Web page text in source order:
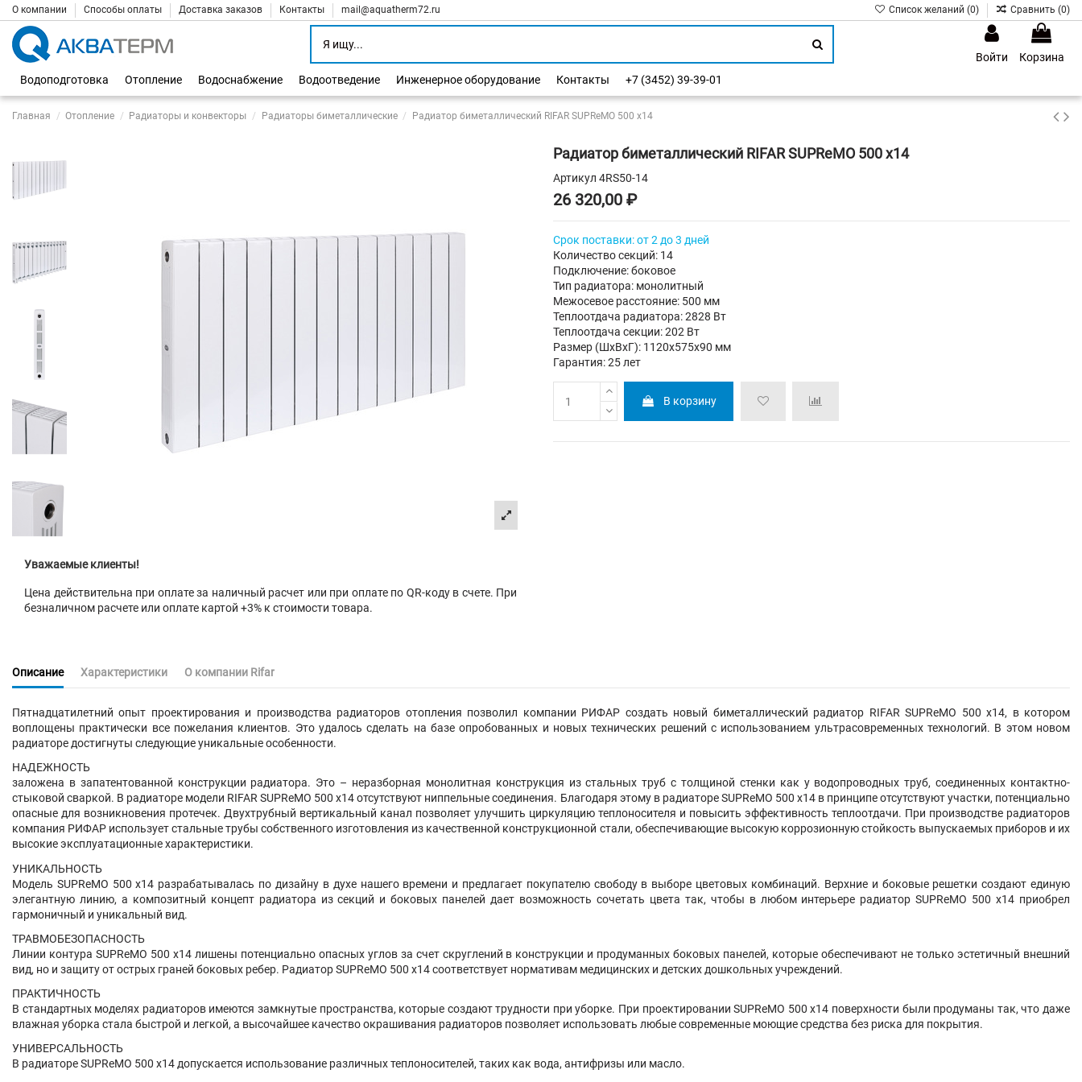
О компании Способы оплаты Доставка заказов Контакты mail@aquatherm72.ru Список желаний (0) Сравнить (0)
Войти
Корзина
Водоподготовка
Отопление Водоснабжение Водоотведение Инженерное оборудование Контакты +7 (3452) 39-39-01
Главная Отопление Радиаторы и конвекторы Радиаторы биметаллические Радиатор биметаллический RIFAR SUPReMO 500 х14
Уважаемые клиенты!
Цена действительна при оплате за наличный расчет или при оплате по QR-коду в счете. При
безналичном расчете или оплате картой +3% к стоимости товара.
Радиатор биметаллический RIFAR SUPReMO 500 х14
Артикул 4RS50-14
26 320,00 ₽
Срок поставки: от 2 до 3 дней
Количество секций: 14
Подключение: боковое
Тип радиатора: монолитный
Межосевое расстояние: 500 мм
Теплоотдача радиатора: 2828 Вт
Теплоотдача секции: 202 Вт
Размер (ШхВхГ): 1120х575х90 мм
Гарантия: 25 лет
В корзину
Описание Характеристики О компании Rifar
Пятнадцатилетний опыт проектирования и производства радиаторов отопления позволил компании РИФАР создать новый биметаллический радиатор RIFAR SUPReMO 500 х14, в котором
воплощены практически все пожелания клиентов. Это удалось сделать на базе опробованных и новых технических решений с использованием ультрасовременных технологий. В этом новом
радиаторе достигнуты следующие уникальные особенности.
НАДЕЖНОСТЬ
заложена в запатентованной конструкции радиатора. Это – неразборная монолитная конструкция из стальных труб с толщиной стенки как у водопроводных труб, соединенных контактно-
стыковой сваркой. В радиаторе модели RIFAR SUPReMO 500 х14 отсутствуют ниппельные соединения. Благодаря этому в радиаторе SUPReMO 500 х14 в принципе отсутствуют участки, потенциально
опасные для возникновения протечек. Двухтрубный вертикальный канал позволяет улучшить циркуляцию теплоносителя и повысить эффективность теплоотдачи. При производстве радиаторов
компания РИФАР использует стальные трубы собственного изготовления из качественной конструкционной стали, обеспечивающие высокую коррозионную стойкость выпускаемых приборов и их
высокие эксплуатационные характеристики.
УНИКАЛЬНОСТЬ
Модель SUPReMO 500 х14 разрабатывалась по дизайну в духе нашего времени и предлагает покупателю свободу в выборе цветовых комбинаций. Верхние и боковые решетки создают единую
элегантную линию, а композитный концепт радиатора из секций и боковых панелей дает возможность сочетать цвета так, чтобы в любом интерьере радиатор SUPReMO 500 х14 приобрел
гармоничный и уникальный вид.
ТРАВМОБЕЗОПАСНОСТЬ
Линии контура SUPReMO 500 х14 лишены потенциально опасных углов за счет скруглений в конструкции и продуманных боковых панелей, которые обеспечивают не только эстетичный внешний
вид, но и защиту от острых граней боковых ребер. Радиатор SUPReMO 500 х14 соответствует нормативам медицинских и детских дошкольных учреждений.
ПРАКТИЧНОСТЬ
В стандартных моделях радиаторов имеются замкнутые пространства, которые создают трудности при уборке. При проектировании SUPReMO 500 х14 поверхности были продуманы так, что даже
влажная уборка стала быстрой и легкой, а высочайшее качество окрашивания радиаторов позволяет использовать любые современные моющие средства без риска для покрытия.
УНИВЕРСАЛЬНОСТЬ
В радиаторе SUPReMO 500 х14 допускается использование различных теплоносителей, таких как вода, антифризы или масло.